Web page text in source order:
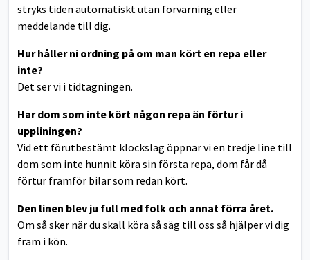
stryks tiden automatiskt utan förvarning eller
meddelande till dig.
Hur håller ni ordning på om man kört en repa eller
inte?
Det ser vi i tidtagningen.
Har dom som inte kört någon repa än förtur i
uppliningen?
Vid ett förutbestämt klockslag öppnar vi en tredje line till
dom som inte hunnit köra sin första repa, dom får då
förtur framför bilar som redan kört.
Den linen blev ju full med folk och annat förra året.
Om så sker när du skall köra så säg till oss så hjälper vi dig
fram i kön.